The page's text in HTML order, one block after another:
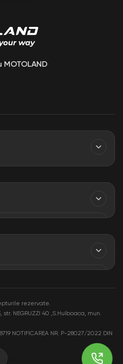
rezervate.
str. NEGRUZZI 40 ,S.Hulboaca, mun.
NOTIFICAREA NR. P-28027/2022 DIN